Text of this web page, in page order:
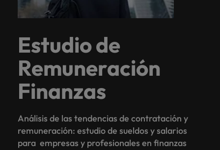
Estudio de
Remuneración
Finanzas
Análisis de las tendencias de contratación y
remuneración: estudio de sueldos y salarios
para empresas y profesionales en finanzas